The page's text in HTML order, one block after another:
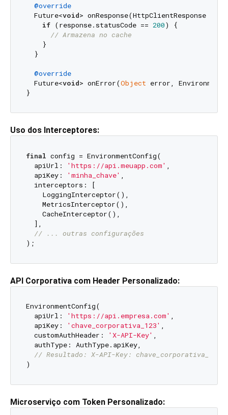
@override
  Future<
void> onResponse(HttpClientResponse
if (response.statusCode == 200) {
// Armazena no cache
    }
  }
@override
  Future<
void> onError(Object error,
Uso dos Interceptores:
final config = EnvironmentConfig(
  apiUrl:
'https://api.meuapp.com' ,
  apiKey:
'minha_chave' ,
  interceptors: [
    LoggingInterceptor(),
    MetricsInterceptor(),
    CacheInterceptor(),
  ],
// ... outras configurações
API Corporativa com Header Personalizado:
EnvironmentConfig(
  apiUrl:
'https://api.empresa.com' ,
  apiKey:
'chave_corporativa_123' ,
  customAuthHeader:
'X-API-Key' ,
  authType: AuthType.apiKey,
// Resultado: X-API-Key: chave_corporativa_123
Microserviço com Token Personalizado: